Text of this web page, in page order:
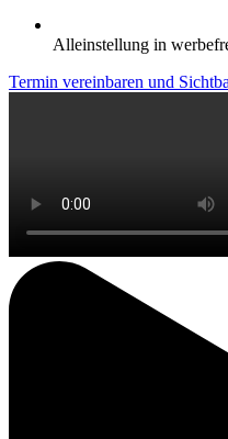
Alleinstellung in
Termin vereinbaren und